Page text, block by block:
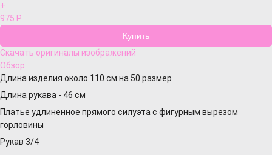
+
975 Р
Скачать оригиналы изображений
Обзор
Длина изделия около 110 см на 50 размер
Длина рукава - 46 см
Платье удлиненное прямого силуэта с фигурным вырезом
горловины
Рукав 3/4